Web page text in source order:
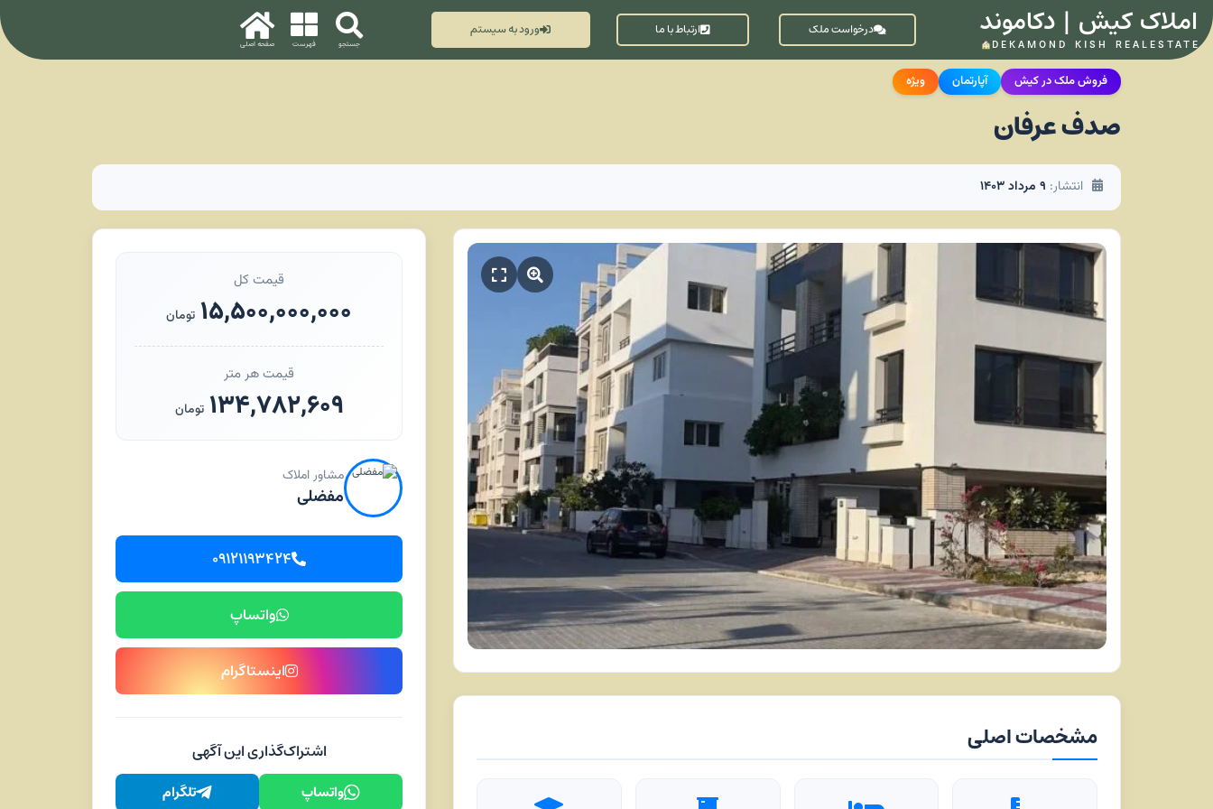
املاک کیش | دکاموند
DEKAMOND KISH REALESTATE
درخواست ملک ارتباط با ما ورود به سیستم
فروش ملک در کیش آپارتمان ویژه
صدف عرفان
انتشار: ۹ مرداد ۱۴۰۳
مشخصات اصلی
قیمت کل
۱۵,۵۰۰,۰۰۰,۰۰۰ تومان
قیمت هر متر
۱۳۴,۷۸۲,۶۰۹ تومان
مشاور املاک
مفضلی
۰۹۱۲۱۱۹۳۴۲۴
واتساپ
اینستاگرام
اشتراک‌گذاری این آگهی
واتساپ
تلگرام